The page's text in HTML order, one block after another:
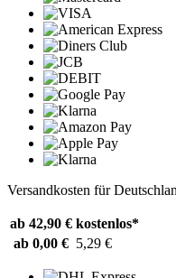
Versandkosten für
ab 42,90 € kostenlos*
ab 0,00 € 5,29 €